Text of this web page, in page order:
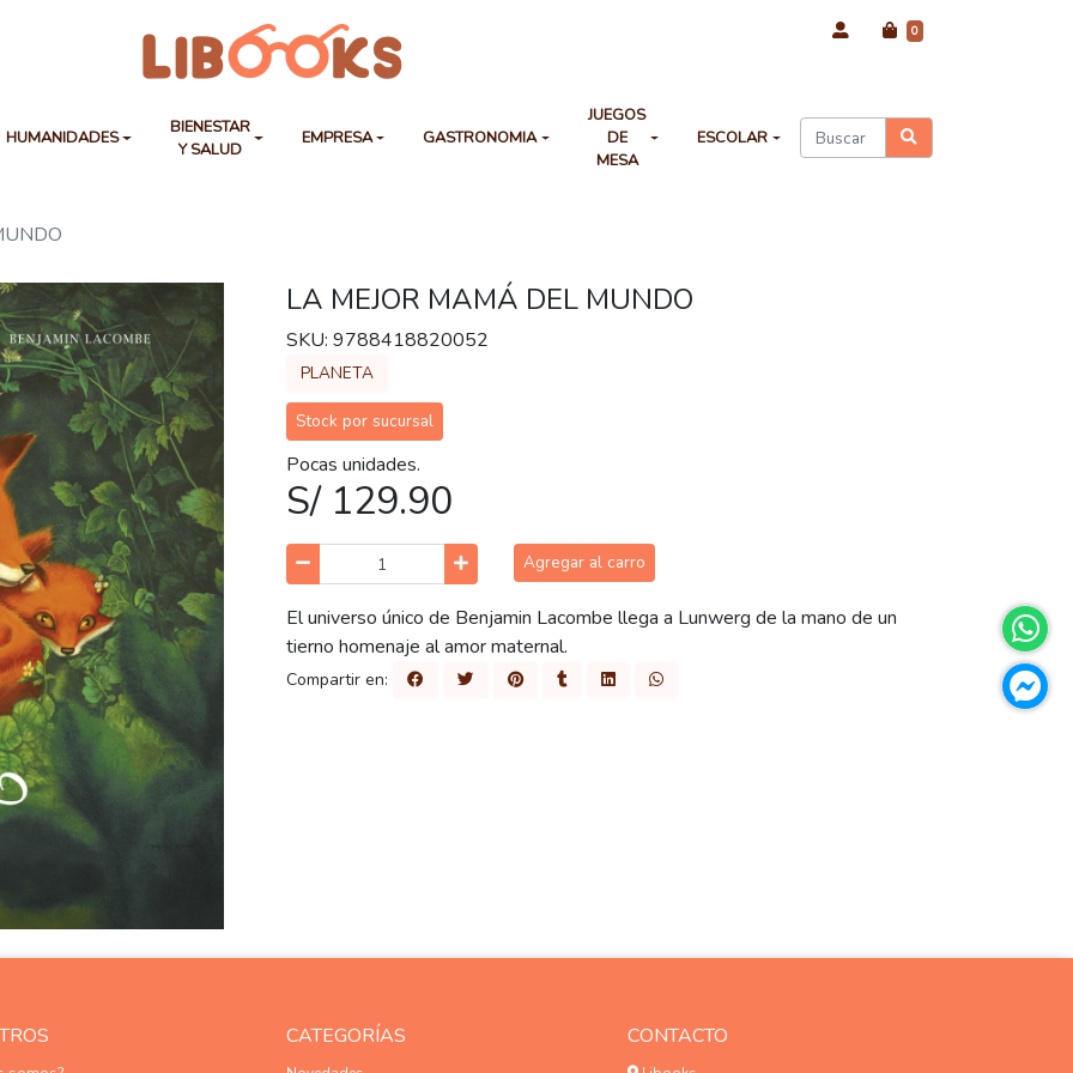
0
HUMANIDADES
BIENESTAR
Y SALUD
EMPRESA GASTRONOMIA
JUEGOS
DE
MESA
ESCOLAR
LA MEJOR MAMÁ DEL MUNDO
SKU: 9788418820052
PLANETA
Stock por sucursal
Pocas unidades.
S/ 129.90
Agregar al carro
El universo único de Benjamin Lacombe llega a Lunwerg de la mano de un
tierno homenaje al amor maternal.
Compartir en:
CATEGORÍAS CONTACTO